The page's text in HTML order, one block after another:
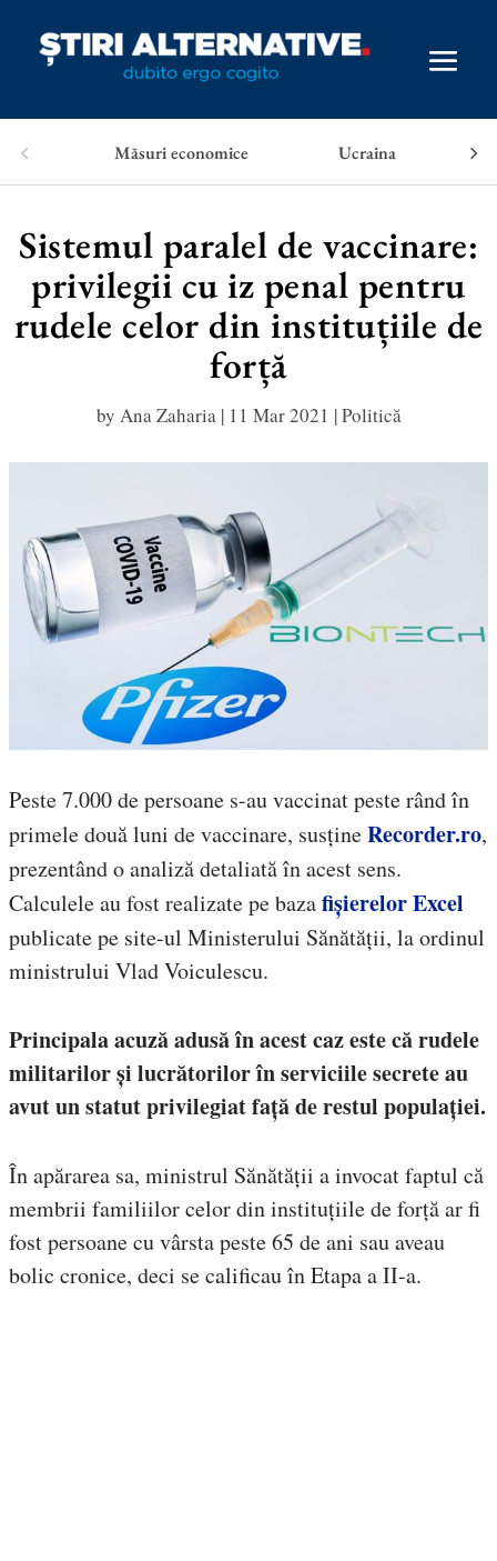
Măsuri economice Ucraina
Sistemul paralel de vaccinare:
privilegii cu iz penal pentru
rudele celor din instituțiile de
forță
by Ana Zaharia| 11 Mar 2021 |Politică
Peste 7.000 de persoane s-au vaccinat peste rând în
primele două luni de vaccinare, susțineRecorder.ro,
prezentând o analiză detaliată în acest sens.
Calculele au fost realizate pe bazafișierelor Excel
publicate pe site-ul Ministerului Sănătății, la ordinul
ministrului Vlad Voiculescu.
Principala acuză adusă în acest caz este că rudele
militarilor și lucrătorilor în serviciile secrete au
avut un statut privilegiat față de restul populației.
În apărarea sa, ministrul Sănătății a invocat faptul că
membrii familiilor celor din instituțiile de forță ar fi
fost persoane cu vârsta peste 65 de ani sau aveau
bolic cronice, deci se calificau în Etapa a II-a.